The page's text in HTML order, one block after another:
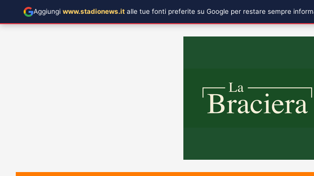
Aggiungi www.stadionews.it alle tue fonti preferite su Google per restare sempre